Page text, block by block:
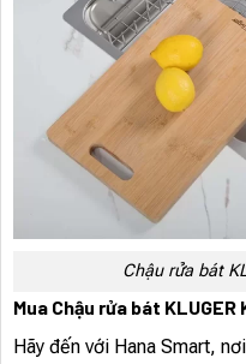
Chậu rửa bát
Mua Chậu rửa bát
Hãy đến với Hana Smart,